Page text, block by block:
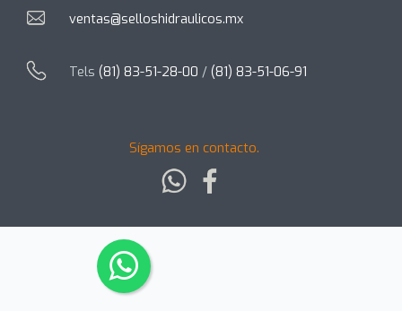
ventas@selloshidraulicos.mx
Tels (81) 83-51-28-00 / (81) 83-51-06-91
Sígamos en contacto.